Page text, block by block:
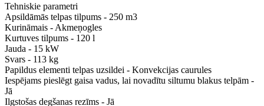
Tehniskie parametri
Apsildāmās telpas tilpums - 250 m3
Kurināmais - Akmeņogles
Kurtuves tilpums - 120 l
Jauda - 15 kW
Svars - 113 kg
Papildus elementi telpas uzsildei - Konvekcijas caurules
Iespējams pieslēgt gaisa vadus, lai novadītu siltumu blakus telpām -
Jā
Ilgstošas degšanas rezīms - Jā